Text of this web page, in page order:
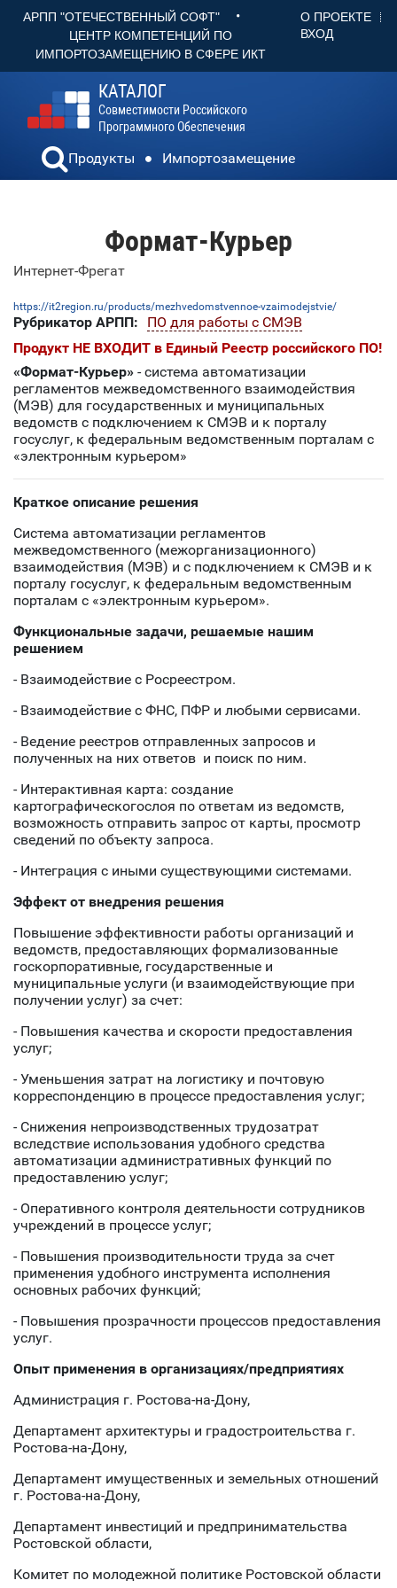
АРПП "ОТЕЧЕСТВЕННЫЙ СОФТ" •
ЦЕНТР КОМПЕТЕНЦИЙ ПО
ИМПОРТОЗАМЕЩЕНИЮ В СФЕРЕ ИКТ
О ПРОЕКТЕ
ВХОД
КАТАЛОГ
Совместимости Российского
Программного Обеспечения
Продукты Импортозамещение
Формат-Курьер
Интернет-Фрегат
https://it2region.ru/products/mezhvedomstvennoe-vzaimodejstvie/
Рубрикатор АРПП:
ПО для работы с СМЭВ
Продукт НЕ ВХОДИТ в Единый Реестр российского ПО!
«Формат-Курьер» - система автоматизации
регламентов межведомственного взаимодействия
(МЭВ) для государственных и муниципальных
ведомств с подключением к СМЭВ и к порталу
госуслуг, к федеральным ведомственным порталам с
«электронным курьером»
Краткое описание решения
Cистема автоматизации регламентов
межведомственного (межорганизационного)
взаимодействия (МЭВ) и с подключением к СМЭВ и к
порталу госуслуг, к федеральным ведомственным
порталам с «электронным курьером».
Функциональные задачи, решаемые нашим
решением
- Взаимодействие с Росреестром.
- Взаимодействие с ФНС, ПФР и любыми сервисами.
- Ведение реестров отправленных запросов и
полученных на них ответов и поиск по ним.
- Интерактивная карта: создание
картографическогослоя по ответам из ведомств,
возможность отправить запрос от карты, просмотр
сведений по объекту запроса.
- Интеграция с иными существующими системами.
Эффект от внедрения решения
Повышение эффективности работы организаций и
ведомств, предоставляющих формализованные
госкорпоративные, государственные и
муниципальные услуги (и взаимодействующие при
получении услуг) за счет:
- Повышения качества и скорости предоставления
услуг;
- Уменьшения затрат на логистику и почтовую
корреспонденцию в процессе предоставления услуг;
- Снижения непроизводственных трудозатрат
вследствие использования удобного средства
автоматизации административных функций по
предоставлению услуг;
- Оперативного контроля деятельности сотрудников
учреждений в процессе услуг;
- Повышения производительности труда за счет
применения удобного инструмента исполнения
основных рабочих функций;
- Повышения прозрачности процессов предоставления
услуг.
Опыт применения в организациях/предприятиях
Администрация г. Ростова-на-Дону,
Департамент архитектуры и градостроительства г.
Ростова-на-Дону,
Департамент имущественных и земельных отношений
г. Ростова-на-Дону,
Департамент инвестиций и предпринимательства
Ростовской области,
Комитет по молодежной политике Ростовской области